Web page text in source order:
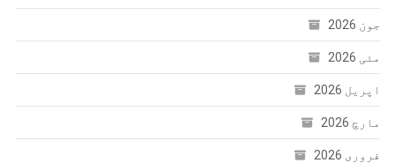
جون 2026
مئی 2026
اپریل 2026
مارچ 2026
فروری 2026